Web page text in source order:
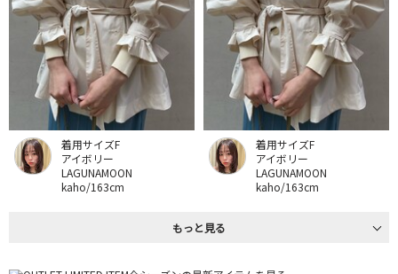
着用サイズF
アイボリー
LAGUNAMOON
kaho/163cm
着用サイズF
アイボリー
LAGUNAMOON
kaho/163cm
もっと見る